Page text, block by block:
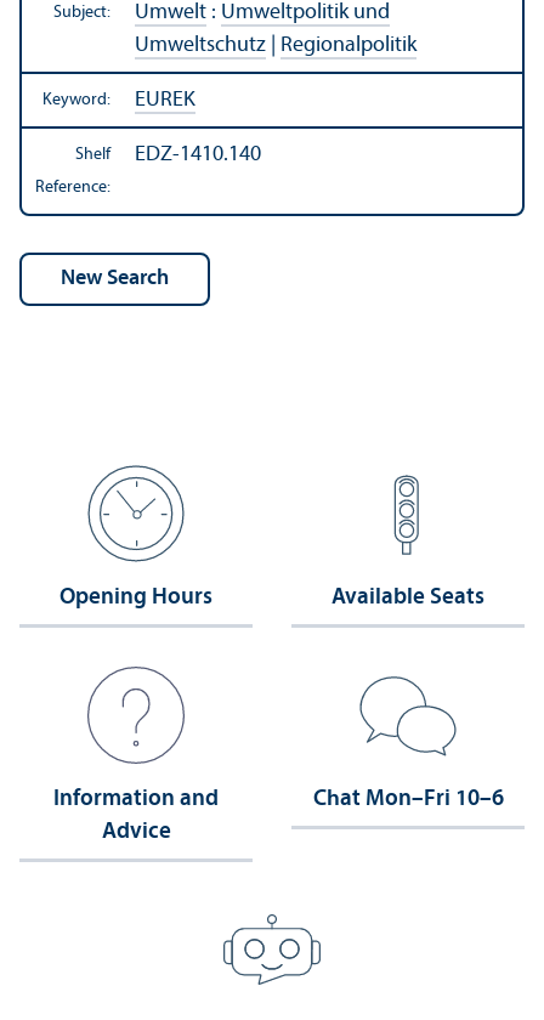
Subject: Umwelt : Umweltpolitik und
Umweltschutz
Regionalpolitik
Keyword: EUREK
Shelf
Reference:
EDZ-1410.140
Opening Hours Available Seats
Information and
Advice
Chat Mon–Fri 10–6